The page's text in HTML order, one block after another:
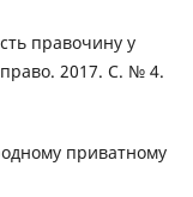
правочину у
право. 2017. С. № 4.
приватному